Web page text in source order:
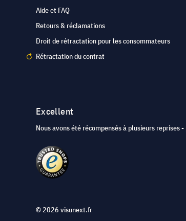
Aide et FAQ
Retours & réclamations
Droit de rétractation pour les consommateurs
Rétractation du contrat
Excellent
Nous avons été récompensés à plusieurs reprises
© 2026 visunext.fr